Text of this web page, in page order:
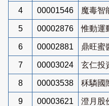
4 00001546 魔毒智
5 00002876 惟動運
6 00002881 鼎旺蜜
7 00003024 玄仁投
8 00003538 秝驎國
9 00003621 澄月股